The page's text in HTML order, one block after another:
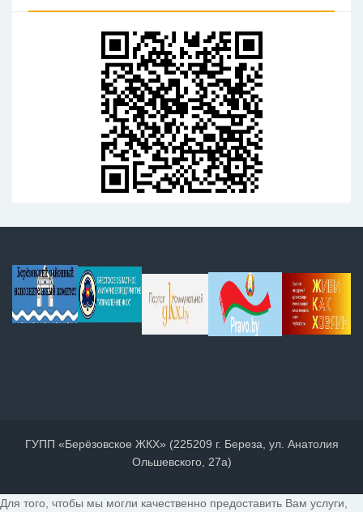
ГУПП «Берёзовское ЖКХ» (225209 г. Береза, ул. Анатолия
Ольшевского, 27а)
Для того, чтобы мы могли качественно предоставить Вам услуги,